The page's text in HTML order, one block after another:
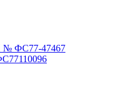
№ ФС77-47467